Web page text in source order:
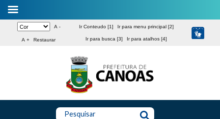
A -
A + Restaurar
Ir Conteudo [1] Ir para menu principal [2]
Ir para busca [3] Ir para atalhos [4]
Pesquisar